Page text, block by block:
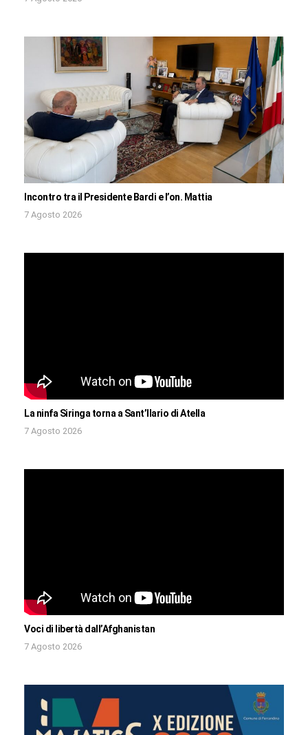
Incontro tra il Presidente Bardi e l’on. Mattia
7 Agosto 2026
La ninfa Siringa torna a Sant’Ilario di Atella
7 Agosto 2026
Voci di libertà dall’Afghanistan
7 Agosto 2026